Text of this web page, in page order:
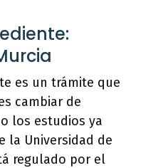
es un trámite que
cambiar de
los estudios ya
la Universidad de
regulado por el